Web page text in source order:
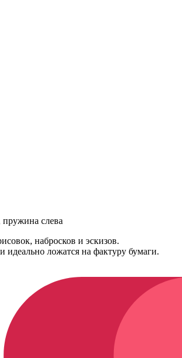
слева
набросков и эскизов.
ложатся на фактуру бумаги.